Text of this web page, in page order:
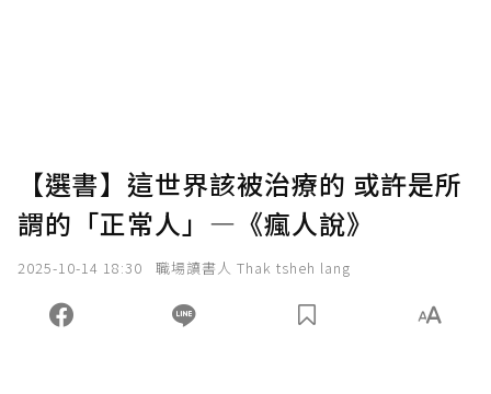
【選書】這世界該被治療的 或許是所
謂的「正常人」—《瘋人說》
2025-10-14 18:30 職場讀書人 Thak tsheh lang